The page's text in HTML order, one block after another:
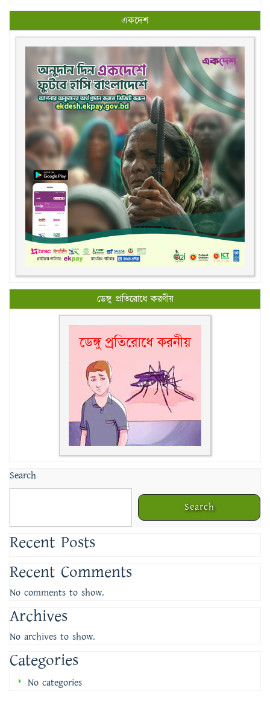
একদেশ
ডেঙ্গু প্রতিরোধে করণীয়
Search
Search
Recent Posts
Recent Comments
No comments to show.
Archives
No archives to show.
Categories
No categories